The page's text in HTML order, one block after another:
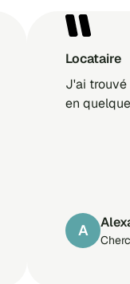
Locataire
J'ai
en
A